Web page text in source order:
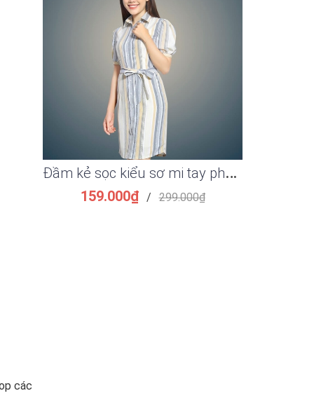
các
Đ
ầm kẻ sọc kiểu sơ mi tay phồng thắt eo đẹp
159.000₫ / 299.000₫